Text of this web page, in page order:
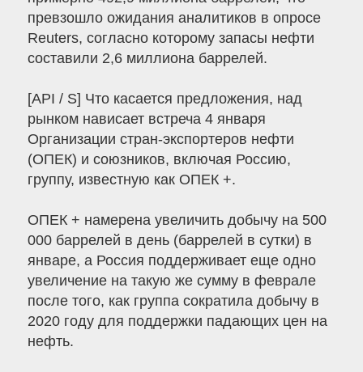
превзошло ожидания аналитиков в опросе
Reuters, согласно которому запасы нефти
составили 2,6 миллиона баррелей.
[API / S] Что касается предложения, над
рынком нависает встреча 4 января
Организации стран-экспортеров нефти
(ОПЕК) и союзников, включая Россию,
группу, известную как ОПЕК +.
ОПЕК + намерена увеличить добычу на 500
000 баррелей в день (баррелей в сутки) в
январе, а Россия поддерживает еще одно
увеличение на такую ​​же сумму в феврале
после того, как группа сократила добычу в
2020 году для поддержки падающих цен на
нефть.